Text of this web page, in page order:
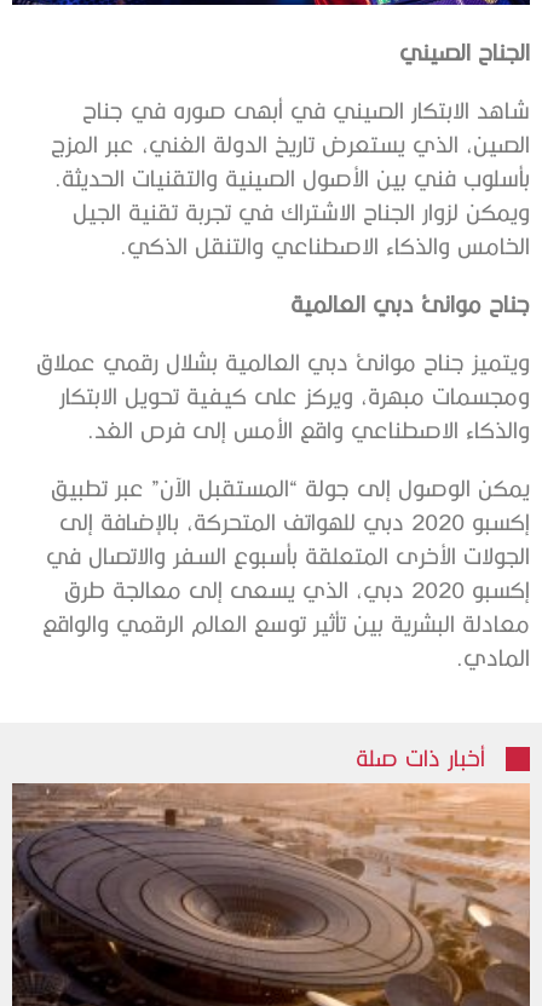
الجناح الصيني
شاهد الابتكار الصيني في أبهى صوره في جناح
الصين، الذي يستعرض تاريخ الدولة الغني، عبر المزج
بأسلوب فني بين الأصول الصينية والتقنيات الحديثة.
ويمكن لزوار الجناح الاشتراك في تجربة تقنية الجيل
الخامس والذكاء الاصطناعي والتنقل الذكي.
جناح موانئ دبي العالمية
ويتميز جناح موانئ دبي العالمية بشلال رقمي عملاق
ومجسمات مبهرة، ويركز على كيفية تحويل الابتكار
والذكاء الاصطناعي واقع الأمس إلى فرص الغد.
يمكن الوصول إلى جولة “المستقبل الآن” عبر تطبيق
إكسبو 2020 دبي للهواتف المتحركة، بالإضافة إلى
الجولات الأخرى المتعلقة بأسبوع السفر والاتصال في
إكسبو 2020 دبي، الذي يسعى إلى معالجة طرق
معادلة البشرية بين تأثير توسع العالم الرقمي والواقع
المادي.
أخبار ذات صلة